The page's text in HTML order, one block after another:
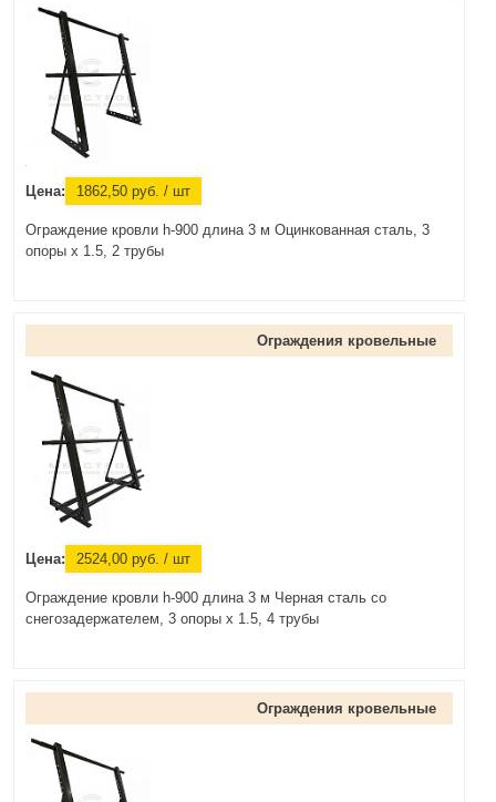
Цена: 1862,50 руб. / шт
Ограждение кровли h-900 длина 3 м Оцинкованная сталь, 3
опоры х 1.5, 2 трубы
Ограждения кровельные
Цена: 2524,00 руб. / шт
Ограждение кровли h-900 длина 3 м Черная сталь со
снегозадержателем, 3 опоры х 1.5, 4 трубы
Ограждения кровельные